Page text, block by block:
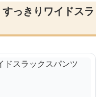
っきりワイドスラ